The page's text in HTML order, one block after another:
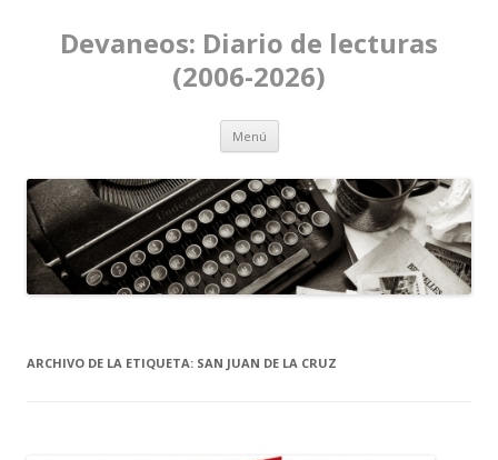
Devaneos: Diario de lecturas
(2006-2026)
Menú Ir al contenido
ARCHIVO DE LA ETIQUETA: SAN JUAN DE LA CRUZ